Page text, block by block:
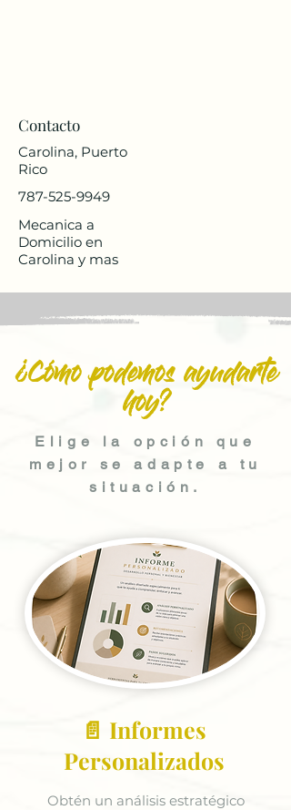
Contacto
Carolina, Puerto
Rico
787-525-9949
Mecanica a
Domicilio en
Carolina y mas
¿Cómo podemos ayudarte
hoy?
Elige la opción que
mejor se adapte a tu
situación.
📄 Informes
Personalizados
Obtén un análisis estratégico